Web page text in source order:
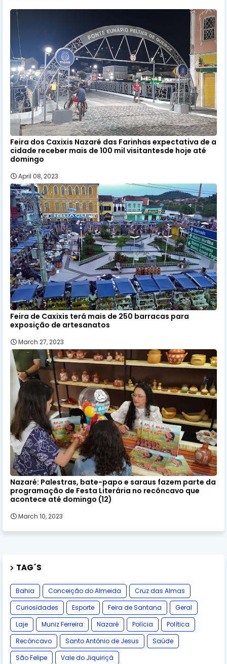
Feira dos Caxixis Nazaré das Farinhas expectativa de a
cidade receber mais de 100 mil visitantesde hoje até
domingo
April 08, 2023
Feira de Caxixis terá mais de 250 barracas para
exposição de artesanatos
March 27, 2023
Nazaré: Palestras, bate-papo e saraus fazem parte da
programação de Festa Literária no recôncavo que
acontece até domingo (12)
March 10, 2023
TAG´S
Bahia Conceição do Almeida
Cruz das Almas
Curiosidades
Esporte Feira de Santana
Geral
Laje
Muniz Ferreira Nazaré Polícia
Política
Recôncavo
Santo Antônio de Jesus
Saúde
São Felipe
Vale do Jiquiriçá